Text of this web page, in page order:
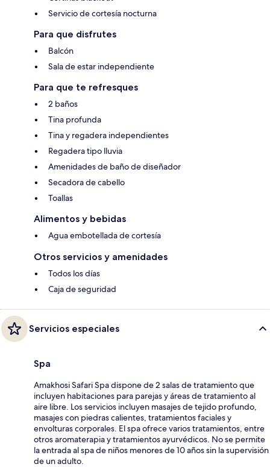
Servicio de cortesía nocturna
Para que disfrutes
Balcón
Sala de estar independiente
Para que te refresques
2 baños
Tina profunda
Tina y regadera independientes
Regadera tipo lluvia
Amenidades de baño de diseñador
Secadora de cabello
Toallas
Alimentos y bebidas
Agua embotellada de cortesía
Otros servicios y amenidades
Todos los días
Caja de seguridad
Servicios especiales
Spa
Amakhosi Safari Spa dispone de 2 salas de tratamiento que
incluyen habitaciones para parejas y áreas de tratamiento al
aire libre. Los servicios incluyen masajes de tejido profundo,
masajes con piedras calientes, tratamientos faciales y
envolturas corporales. El spa ofrece varios tratamientos, entre
otros aromaterapia y tratamientos ayurvédicos. No se permite
la entrada al spa de niños menores de 10 años sin la supervisión
de un adulto.